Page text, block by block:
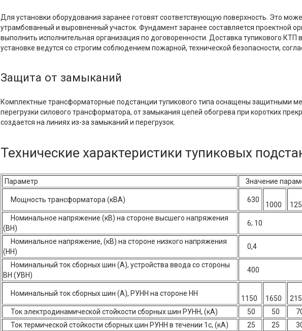
Для установки оборудования заранее готовят соответствующую поверхность. Это
утрамбованный и выровненный участок. Фундамент заранее составляется проектной
выполнить исполнительная организация по договоренности. Доставка тупикового
установке ведутся со строгим соблюдением пожарной, технической безопасности,
Защита от замыканий
Комплектные трансформаторные подстанции тупикового типа оснащены защитными
перегрузки силового трансформатора, от замыкания цепей обогрева при коротких
создается на линиях из-за замыканий и перегрузок.
Технические характеристики тупиковых
Параметр Значение
Мощность трансформатора (кВА) 630
1000
Номинальное напряжение (кВ) на стороне высшего напряжения
(ВН)
6; 10
Номинальное напряжение, (кВ) на стороне низкого напряжения
(НН)
0,4
Номинальный ток сборных шин (А), устройства ввода со стороны
ВН (УВН)
400
Номинальный ток сборных шин (А), РУНН на стороне НН
1150 1650
Ток электродинамической стойкости сборных шин РУНН, (кА)
50 50
Ток термической стойкости сборных шин РУНН в течении 1с, (кА)
25 25